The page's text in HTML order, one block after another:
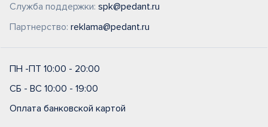
Служба поддержки: spk@pedant.ru
Партнерство: reklama@pedant.ru
ПН -ПТ 10:00 - 20:00
СБ - ВС 10:00 - 19:00
Оплата банковской картой